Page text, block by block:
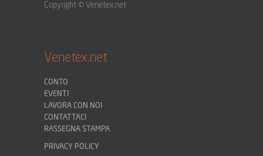
Copyright © Venetex.net
Venetex.net
CONTO
EVENTI
LAVORA CON NOI
CONTATTACI
RASSEGNA STAMPA
PRIVACY POLICY